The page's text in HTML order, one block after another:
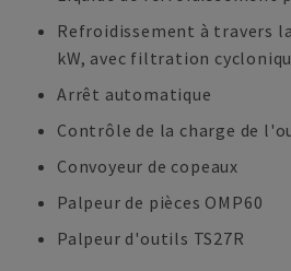
Refroidissement à travers
kW, avec filtration
Arrêt automatique
Contrôle de la charge de
Convoyeur de copeaux
Palpeur de pièces OMP60
Palpeur d'outils TS27R